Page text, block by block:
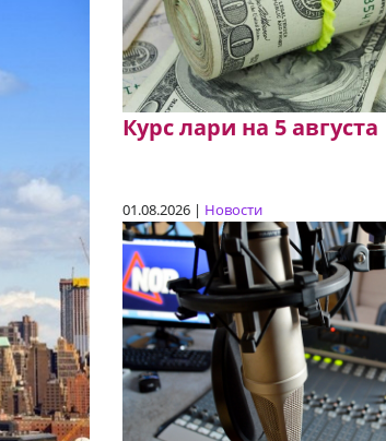
Курс лари на 5 августа
01.08.2026 | Новости